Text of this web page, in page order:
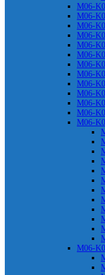
M06-
M06-
M06-
M06-
M06-
M06-
M06-
M06-
M06-
M06-
M06-
M06-
M06-
M06-